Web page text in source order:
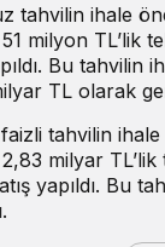
tahvilin ihale
milyon TL’lik
Bu tahvilin
TL olarak
tahvilin
milyar TL’lik
yapıldı. Bu